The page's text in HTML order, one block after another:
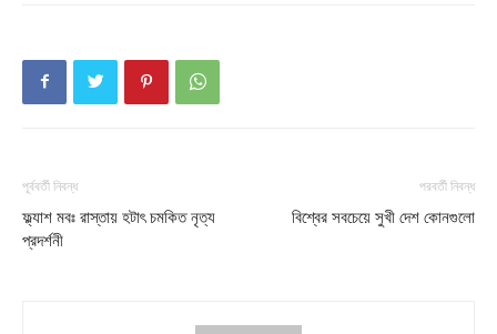
পূর্ববর্তী নিবন্ধ
ফ্ল্যাশ মবঃ রাস্তায় হটাৎ চমকিত নৃত্য
প্রদর্শনী
পরবর্তী নিবন্ধ
বিশ্বের সবচেয়ে সুখী দেশ কোনগুলো